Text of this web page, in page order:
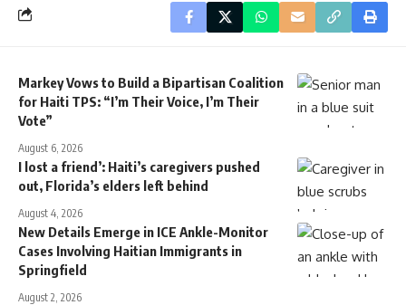
Markey Vows to Build a Bipartisan Coalition
for Haiti TPS: “I’m Their Voice, I’m Their
Vote”
August 6, 2026
I lost a friend’: Haiti’s caregivers pushed
out, Florida’s elders left behind
August 4, 2026
New Details Emerge in ICE Ankle-Monitor
Cases Involving Haitian Immigrants in
Springfield
August 2, 2026